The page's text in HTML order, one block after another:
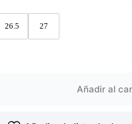
26.5 27
Añadir al